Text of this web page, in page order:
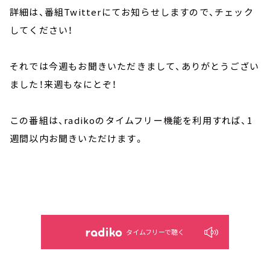
詳細は、番組Twitterにてお知らせしますので、チェック
してください！
それでは今週もお聞きいただきまして、ありがとうござい
ました！来週もなにとぞ！
この番組は、radikoのタイムフリー機能を利用すれば、1
週間以内お聞きいただけます。
タイムフリーで聴く